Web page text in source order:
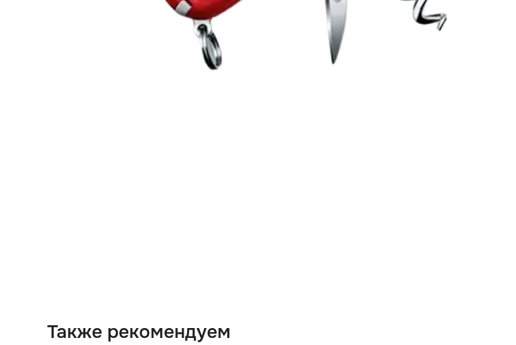
Также рекомендуем